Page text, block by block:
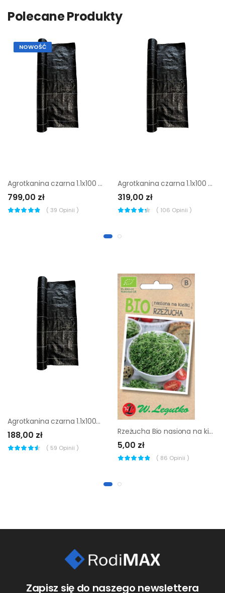
Polecane Produkty
NOWOŚĆ
Agrotkanina czarna 1.1x100 m 100g/m2 3szt. Foliarex
799,00 zł
( 39 Opinii )
Agrotkanina czarna 1.1x100 m 100g/m2 Foliarex
319,00 zł
( 106 Opinii )
Agrotkanina czarna 1.1x100m 80g/m2 Foliarex
188,00 zł
( 59 Opinii )
Rzeżucha Bio nasiona na kiełki ekologiczne 15 g W. Legutko
5,00 zł
( 86 Opinii )
Zapisz się do naszego newslettera